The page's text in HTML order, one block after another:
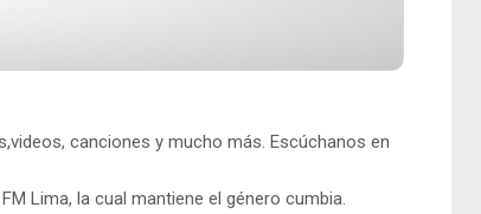
canciones y mucho más. Escúchanos en
Lima, la cual mantiene el género cumbia.